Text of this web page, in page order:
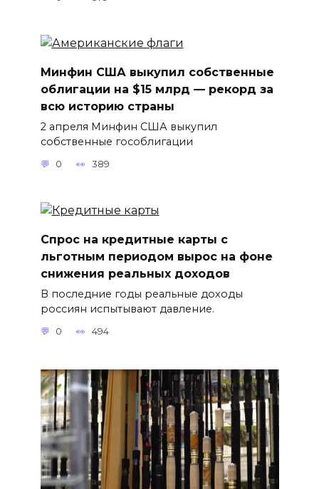
Минфин США выкупил собственные
облигации на $15 млрд — рекорд за
всю историю страны
2 апреля Минфин США выкупил
собственные гособлигации
0 389
Спрос на кредитные карты с
льготным периодом вырос на фоне
снижения реальных доходов
В последние годы реальные доходы
россиян испытывают давление.
0 494